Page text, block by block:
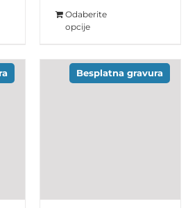
Odaberite
opcije
Besplatna gravura